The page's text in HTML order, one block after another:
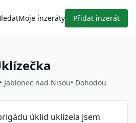
Moje inzeráty Přidat inzerát
• Jablonec nad Nisou• Dohodou
úklid uklízela jsem